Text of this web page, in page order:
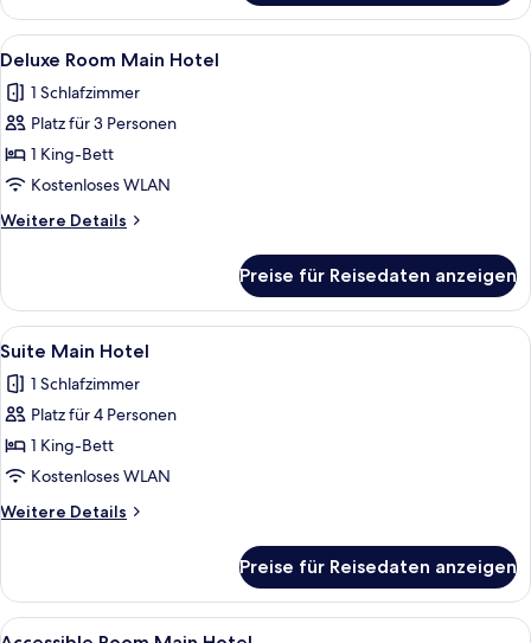
Room
Main
Hotel
Alle
Fotos
für
Deluxe
Room
Main
Hotel
anzeigen
Ein Hotelzimmer mit einem großen
5
Deluxe Room Main Hotel
1 Schlafzimmer
Platz für 3 Personen
1 King-Bett
Kostenloses WLAN
Weitere Details
Weitere
Room
Main
Hotel
Preise für Reisedaten anzeigen
Alle
Fotos
für
Suite
Main
Hotel
anzeigen
Ein Bett mit Baldachin, ein
5
Suite Main Hotel
1 Schlafzimmer
Platz für 4 Personen
1 King-Bett
Kostenloses WLAN
Weitere Details
Weitere
Main
Hotel
Preise für Reisedaten anzeigen
Alle
Ein Hotelzimmer mit einem großen
5